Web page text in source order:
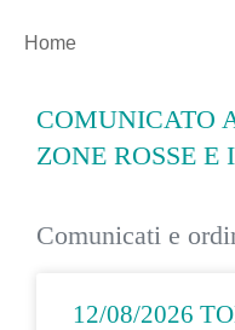
Home
COMUNICATO
ZONE ROSSE
Comunicati e
12/08/2026